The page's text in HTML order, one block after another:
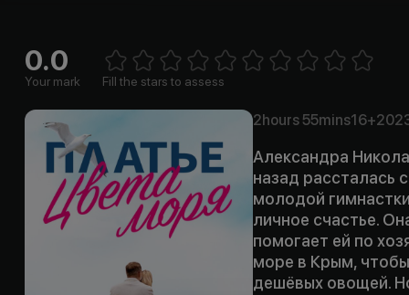
0.0
Your mark 1 Star2 Stars3 Stars4 Stars5 Stars
Fill the stars to assess
2hours 55mins16+
Александра
назад рассталась
молодой
личное счастье.
помогает ей по
море в Крым, чтобы
дешёвых овощей.